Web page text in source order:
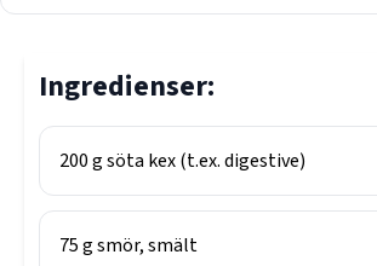
Ingredienser:
200gsöta kex (t.ex. digestive)
75gsmör, smält